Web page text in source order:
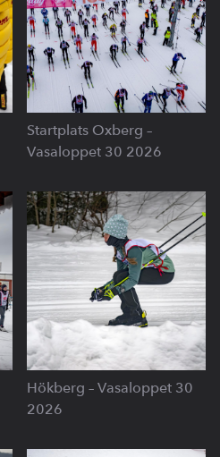
Startplats Oxberg –
Vasaloppet 30 2026
Hökberg – Vasaloppet 30
2026